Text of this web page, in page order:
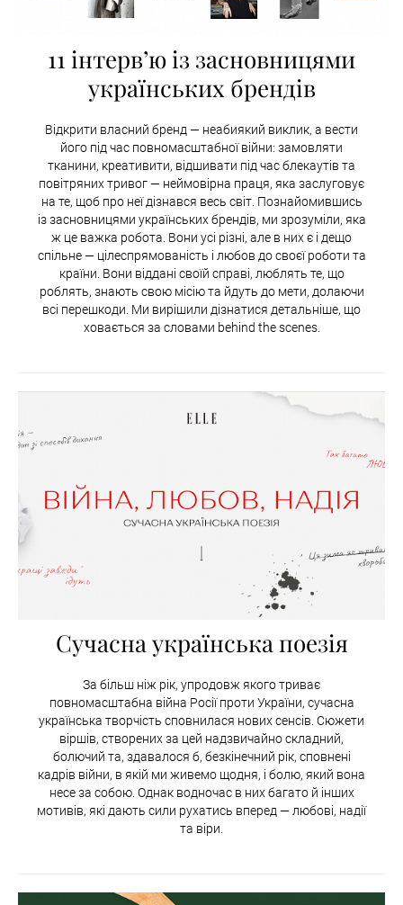
11 інтервʼю із засновницями
українських брендів
Відкрити власний бренд — неабиякий виклик, а вести
його під час повномасштабної війни: замовляти
тканини, креативити, відшивати під час блекаутів та
повітряних тривог — неймовірна праця, яка заслуговує
на те, щоб про неї дізнався весь світ. Познайомившись
із засновницями українських брендів, ми зрозуміли, яка
ж це важка робота. Вони усі різні, але в них є і дещо
спільне — цілеспрямованість і любов до своєї роботи та
країни. Вони віддані своїй справі, люблять те, що
роблять, знають свою місію та йдуть до мети, долаючи
всі перешкоди. Ми вирішили дізнатися детальніше, що
ховається за словами behind the scenes.
Сучасна українська поезія
За більш ніж рік, упродовж якого триває
повномасштабна війна Росії проти України, сучасна
українська творчість сповнилася нових сенсів. Сюжети
віршів, створених за цей надзвичайно складний,
болючий та, здавалося б, безкінечний рік, сповнені
кадрів війни, в якій ми живемо щодня, і болю, який вона
несе за собою. Однак водночас в них багато й інших
мотивів, які дають сили рухатись вперед — любові, надії
та віри.